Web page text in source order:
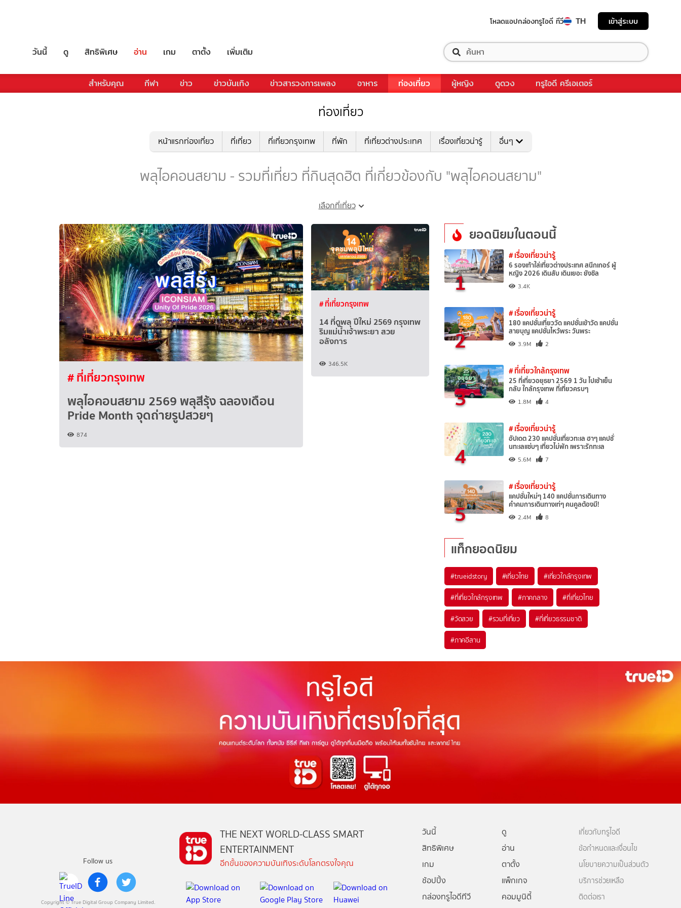
โหลดแอปกล่องทรูไอดี ทีวี TH เข้าสู่ระบบ
วันนี้ ดู สิทธิพิเศษ อ่าน เกม ตาตั้ง เพิ่มเติม
สำหรับคุณ กีฬา ข่าว ข่าวบันเทิง ข่าวสารวงการเพลง อาหาร ท่องเที่ยว ผู้หญิง ดูดวง ทรูไอดี ครีเอเตอร์
ท่องเที่ยว
หน้าแรกท่องเที่ยว ที่เที่ยว ที่เที่ยวกรุงเทพ ที่พัก ที่เที่ยวต่างประเทศ เรื่องเที่ยวน่ารู้ อื่นๆ
พลุไอคอนสยาม - รวมที่เที่ยว ที่กินสุดฮิต ที่เกี่ยวข้องกับ "พลุไอคอนสยาม"
เลือกที่เที่ยว
# ที่เที่ยวกรุงเทพ
พลุไอคอนสยาม 2569 พลุสีรุ้ง ฉลองเดือน
Pride Month จุดถ่ายรูปสวยๆ
874
# ที่เที่ยวกรุงเทพ
14 ที่ดูพลุ ปีใหม่ 2569 กรุงเทพ
ริมแม่น้ำเจ้าพระยา สวย
อลังการ
346.5K
ยอดนิยมในตอนนี้
1
# เรื่องเที่ยวน่ารู้
6 รองเท้าใส่เที่ยวต่างประเทศ สนีกเกอร์ ผู้
หญิง 2026 เดินสับ เดินเยอะ ยังชิล
3.4K
2
# เรื่องเที่ยวน่ารู้
180 แคปชั่นเที่ยววัด แคปชั่นเข้าวัด แคปชั่น
สายบุญ แคปชั่นไหว้พระ วันพระ
3.9M 2
3
# ที่เที่ยวใกล้กรุงเทพ
25 ที่เที่ยวอยุธยา 2569 1 วัน ไปเช้าเย็น
กลับ ใกล้กรุงเทพ ที่เที่ยวครบๆ
1.8M 4
4
# เรื่องเที่ยวน่ารู้
อัปเดต 230 แคปชั่นเที่ยวทะเล ฮาๆ แคปชั่
นทะเลแซ่บๆ เที่ยวไม่พัก เพราะรักทะเล
5.6M 7
5
# เรื่องเที่ยวน่ารู้
แคปชั่นใหม่ๆ 140 แคปชั่นการเดินทาง
คำคมการเดินทางเท่ๆ คนคูลต้องมี!
2.4M 8
แท็กยอดนิยม
#trueidstory #เที่ยวไทย #เที่ยวใกล้กรุงเทพ
#ที่เที่ยวใกล้กรุงเทพ #ภาคกลาง #ที่เที่ยวไทย
#วัดสวย #รวมที่เที่ยว #ที่เที่ยวธรรมชาติ
#ภาคอีสาน
Follow us
Copyright © True Digital Group Company Limited.
THE NEXT WORLD-CLASS SMART
ENTERTAINMENT
อีกขั้นของความบันเทิงระดับโลกตรงใจคุณ
วันนี้
ดู
สิทธิพิเศษ
อ่าน
เกม
ตาตั้ง
ช้อปปิ้ง
แพ็กเกจ
กล่องทรูไอดีทีวี
คอมมูนิตี้
เกี่ยวกับทรูไอดี
ข้อกำหนดและเงื่อนไข
นโยบายความเป็นส่วนตัว
บริการช่วยเหลือ
ติดต่อเรา